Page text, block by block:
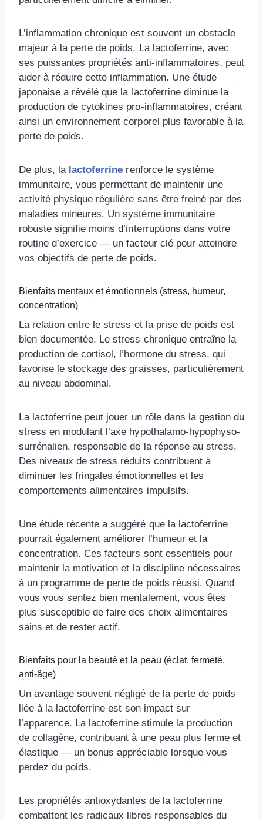
L’inflammation chronique est souvent un obstacle
majeur à la perte de poids. La lactoferrine, avec
ses puissantes propriétés anti-inflammatoires, peut
aider à réduire cette inflammation. Une étude
japonaise a révélé que la lactoferrine diminue la
production de cytokines pro-inflammatoires, créant
ainsi un environnement corporel plus favorable à la
perte de poids.
De plus, la lactoferrine renforce le système
immunitaire, vous permettant de maintenir une
activité physique régulière sans être freiné par des
maladies mineures. Un système immunitaire
robuste signifie moins d’interruptions dans votre
routine d’exercice — un facteur clé pour atteindre
vos objectifs de perte de poids.
Bienfaits mentaux et émotionnels (stress, humeur,
concentration)
La relation entre le stress et la prise de poids est
bien documentée. Le stress chronique entraîne la
production de cortisol, l’hormone du stress, qui
favorise le stockage des graisses, particulièrement
au niveau abdominal.
La lactoferrine peut jouer un rôle dans la gestion du
stress en modulant l’axe hypothalamo-hypophyso-
surrénalien, responsable de la réponse au stress.
Des niveaux de stress réduits contribuent à
diminuer les fringales émotionnelles et les
comportements alimentaires impulsifs.
Une étude récente a suggéré que la lactoferrine
pourrait également améliorer l’humeur et la
concentration. Ces facteurs sont essentiels pour
maintenir la motivation et la discipline nécessaires
à un programme de perte de poids réussi. Quand
vous vous sentez bien mentalement, vous êtes
plus susceptible de faire des choix alimentaires
sains et de rester actif.
Bienfaits pour la beauté et la peau (éclat, fermeté,
anti-âge)
Un avantage souvent négligé de la perte de poids
liée à la lactoferrine est son impact sur
l’apparence. La lactoferrine stimule la production
de collagène, contribuant à une peau plus ferme et
élastique — un bonus appréciable lorsque vous
perdez du poids.
Les propriétés antioxydantes de la lactoferrine
combattent les radicaux libres responsables du